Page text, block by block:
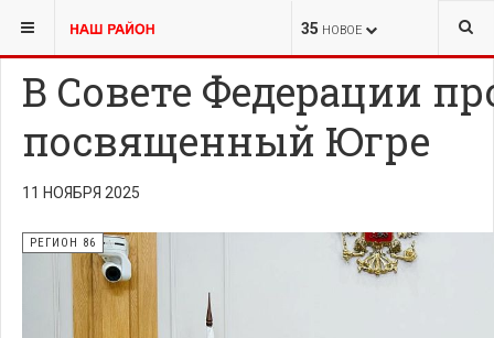
35 НОВОЕ
ВЫ ЗДЕСЬ: ПЕРВАЯ ПОЛОСА РЕГИОН 86
В Совете Федерации
посвященный Югре
11 НОЯБРЯ 2025
РЕГИОН 86